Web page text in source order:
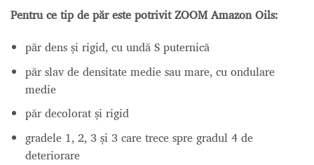
Pentru ce tip de păr este potrivit ZOOM Amazon Oils:
păr dens și rigid, cu undă S puternică
păr slav de densitate medie sau mare, cu ondulare
medie
păr decolorat și rigid
gradele 1, 2, 3 și 3 care trece spre gradul 4 de
deteriorare